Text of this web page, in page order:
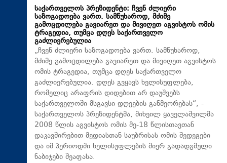
საქართველოს პრეზიდენტი: ჩვენ ძლიერი
საზოგადოება ვართ. სამწუხაროდ, მძიმე
გამოცდილება გავიარეთ და მივიღეთ აგვისტოს ომის
ტრაგედია, თუმცა დღეს საქართველო
გაძლიერებულია
„ჩვენ ძლიერი საზოგადოება ვართ. სამწუხაროდ,
მძიმე გამოცდილება გავიარეთ და მივიღეთ აგვისტოს
ომის ტრაგედია, თუმცა დღეს საქართველო
გაძლიერებულია. დღეს გვყავს ხელისუფლება,
რომელიც არაფრის დიდებით არ დაუშვებს
საქართველოში მსგავსი დღეების განმეორებას“, -
საქართველოს პრეზიდენტმა, მიხეილ ყაველაშვილმა
2008 წლის აგვისტოს ომის მე-18 წლისთავთან
დაკავშირებით მედიასთან საუბრისას ომის შედეგები
და იმ პერიოდში ხელისუფლების მიერ გადადგმული
ნაბიჯები შეაფასა.